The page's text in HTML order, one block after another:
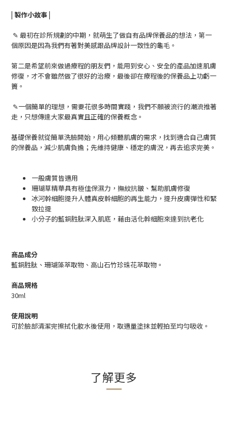
| 製作小故事 |
✎ 最初在診所規劃的中期，就萌生了做自有品牌保養品的想法，第一
個原因是因為我們有著對美感跟品牌設計一致性的龜毛。
第二是希望前來做過療程的朋友們，能用到安心、安全的產品加速肌膚
修復，才不會雖然做了很好的治療，最後卻在療程後的保養品上功虧一
簣。
✎一個簡單的理想，需要花很多時間實踐，我們不願被流行的潮流推著
走，只想傳達大家最真實且正確的保養概念。
基礎保養就從簡單洗臉開始，用心傾聽肌膚的需求，找到適合自己膚質
的保養品，減少肌膚負擔；先維持健康、穩定的膚況，再去追求完美。
一般膚質皆適用
珊瑚草精華具有極佳保濕力，撫紋抗皺、幫助肌膚修復
冰河幹細胞提升人體真皮幹細胞的再生能力，提升皮膚彈性和緊
致拉提
小分子的藍銅胜肽深入肌底，藉由活化幹細胞來達到抗老化
商品成分
藍銅胜肽、珊瑚藻萃取物、高山石竹珍珠花萃取物。
商品規格
30ml
使用說明
可於臉部清潔完擦拭化妝水後使用，取適量塗抹並輕拍至均勻吸收。
了解更多